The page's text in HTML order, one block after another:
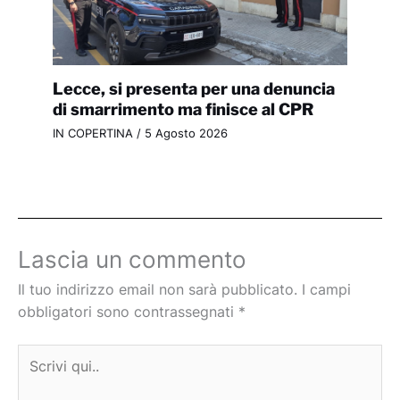
Lecce, si presenta per una denuncia
di smarrimento ma finisce al CPR
IN COPERTINA / 5 Agosto 2026
Lascia un commento
Il tuo indirizzo email non sarà pubblicato. I campi
obbligatori sono contrassegnati *
qui..